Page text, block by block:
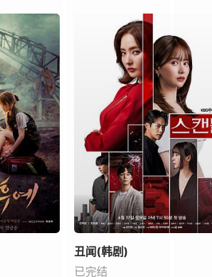
丑闻(韩剧)
已完结